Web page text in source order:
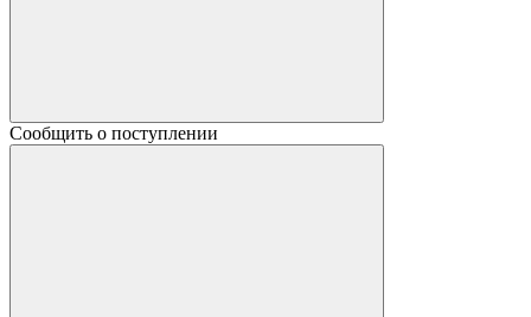
Сообщить о поступлении